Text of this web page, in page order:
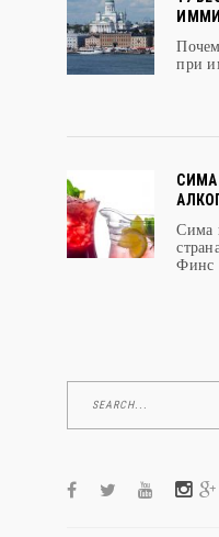
при
Сима
Финс